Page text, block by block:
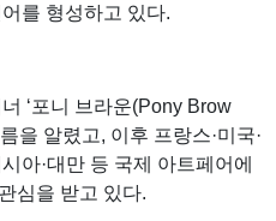
를 형성하고 있다.
‘포니 브라운(Pony Brow
을 알렸고, 이후 프랑스·미국·
아·대만 등 국제 아트페어에
심을 받고 있다.